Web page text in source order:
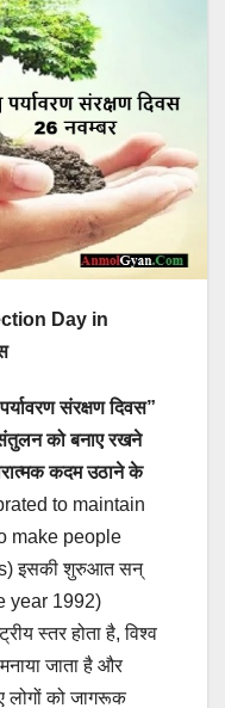
Day in
संरक्षण दिवस”
संतुलन को बनाए रखने
कदम उठाने के
to maintain
make people
इसकी शुरुआत सन्
year 1992)
स्तर होता है, विश्व
मनाया जाता है और
लोगों को जागरूक